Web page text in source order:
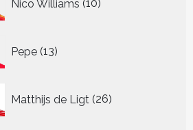
Nico Williams 10
producten
Pepe 13
producten
Matthijs de Ligt 26
producten